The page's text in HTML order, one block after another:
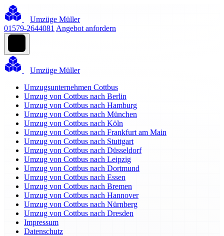
Umzüge Müller
01579-2644081 Angebot anfordern
Umzüge Müller
Umzugsunternehmen Cottbus
Umzug von Cottbus nach Berlin
Umzug von Cottbus nach Hamburg
Umzug von Cottbus nach München
Umzug von Cottbus nach Köln
Umzug von Cottbus nach Frankfurt am Main
Umzug von Cottbus nach Stuttgart
Umzug von Cottbus nach Düsseldorf
Umzug von Cottbus nach Leipzig
Umzug von Cottbus nach Dortmund
Umzug von Cottbus nach Essen
Umzug von Cottbus nach Bremen
Umzug von Cottbus nach Hannover
Umzug von Cottbus nach Nürnberg
Umzug von Cottbus nach Dresden
Impressum
Datenschutz